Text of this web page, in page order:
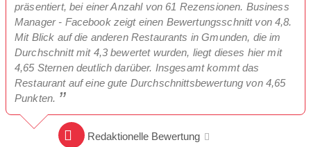
präsentiert, bei einer Anzahl von 61 Rezensionen. Business
Manager - Facebook zeigt einen Bewertungsschnitt von 4,8.
Mit Blick auf die anderen Restaurants in Gmunden, die im
Durchschnitt mit 4,3 bewertet wurden, liegt dieses hier mit
4,65 Sternen deutlich darüber. Insgesamt kommt das
Restaurant auf eine gute Durchschnittsbewertung von 4,65
Punkten.
Redaktionelle Bewertung